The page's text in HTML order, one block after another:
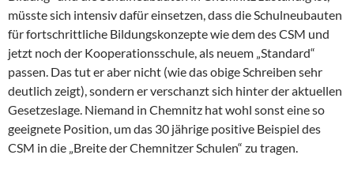
müsste sich intensiv dafür einsetzen, dass die Schulneubauten
für fortschrittliche Bildungskonzepte wie dem des CSM und
jetzt noch der Kooperationsschule, als neuem „Standard“
passen. Das tut er aber nicht (wie das obige Schreiben sehr
deutlich zeigt), sondern er verschanzt sich hinter der aktuellen
Gesetzeslage. Niemand in Chemnitz hat wohl sonst eine so
geeignete Position, um das 30 jährige positive Beispiel des
CSM in die „Breite der Chemnitzer Schulen“ zu tragen.